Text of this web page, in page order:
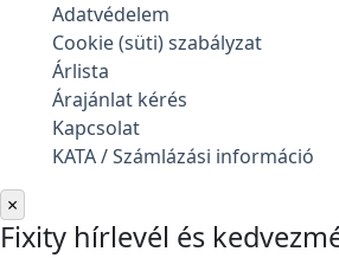
Adatvédelem
Cookie (süti) szabályzat
Árlista
Árajánlat kérés
Kapcsolat
KATA / Számlázási információ
×
Fixity hírlevél és